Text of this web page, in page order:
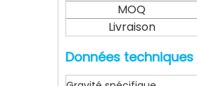
MOQ
Livraison
Données techniques